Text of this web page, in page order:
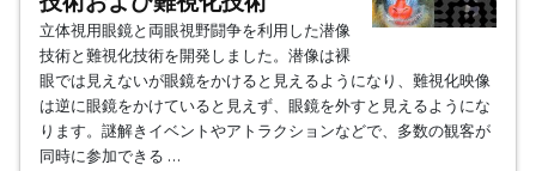
立体視用眼鏡と両眼視野闘争を利用した潜像
技術と難視化技術を開発しました。潜像は裸
眼では見えないが眼鏡をかけると見えるようになり、難視化映像
は逆に眼鏡をかけていると見えず、眼鏡を外すと見えるようにな
ります。謎解きイベントやアトラクションなどで、多数の観客が
同時に参加できる …